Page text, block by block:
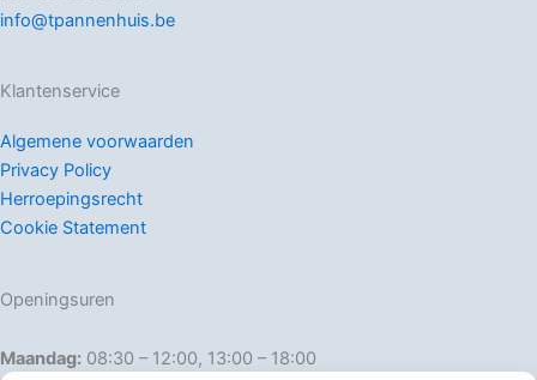
info@tpannenhuis.be
Klantenservice
Algemene voorwaarden
Privacy Policy
Herroepingsrecht
Cookie Statement
Openingsuren
Maandag: 08:30 – 12:00, 13:00 – 18:00